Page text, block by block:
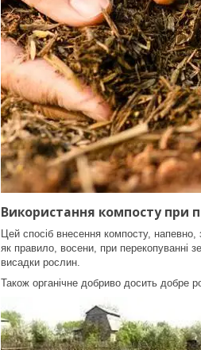
Використання компосту при
Цей спосіб внесення компосту,
як правило, восени, при перекопуванні
висадки рослин.
Також органічне добриво досить добре